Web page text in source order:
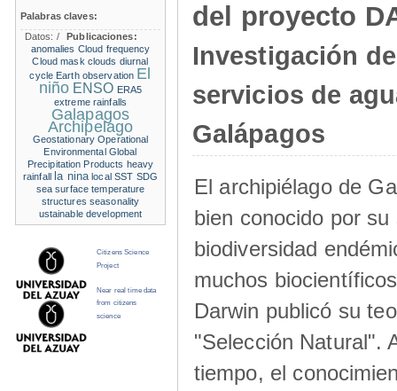
del proyecto
Investigación
servicios de
Galápagos
El archipiélago de
bien conocido por
biodiversidad
muchos
Darwin publicó su
"Selección Natural".
tiempo, el
Palabras claves:
Datos: /
Publicaciones:
anomalies Cloud frequency
Cloud mask clouds diurnal
cycle Earth observation El
niño ENSO ERA5
extreme rainfalls
Galapagos
Archipelago
Geostationary Operational
Environmental Global
Precipitation Products heavy
rainfall
la nina local SST SDG
sea surface temperature
structures seasonality
ustainable development
Citizens Science
Project
Near real time data
from citizens
science